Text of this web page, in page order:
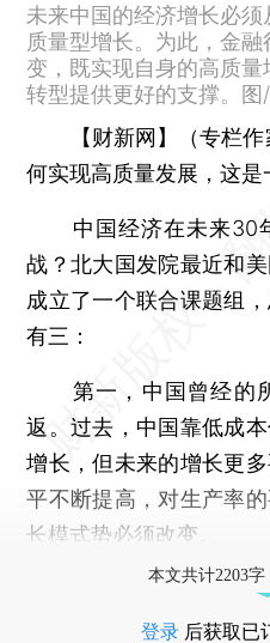
未来中国的经济增长必
质量型增长。为此，金
变，既实现自身的高质
转型提供更好的支撑。图
【财新网】（专栏作
何实现高质量发展，这是
中国经济在未来30
战？北大国发院最近和
成立了一个联合课题组
有三：
第一，中国曾经的所
返。过去，中国靠低成
增长，但未来的增长更
平不断提高，对生产率
长模式势必须改变。
本文共计2203
登录 后获取已